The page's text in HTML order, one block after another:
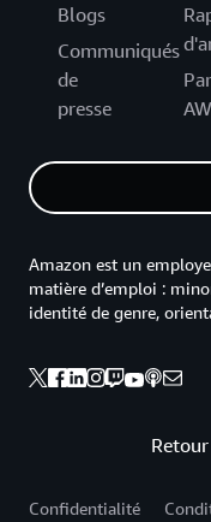
Blogs
Communiqués
de
presse
Amazon est un
matière d’emploi :
identité de genre,
Confidentialité